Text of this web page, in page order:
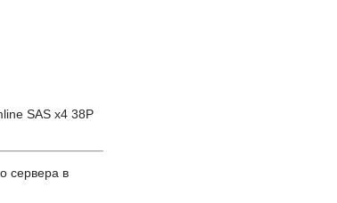
SAS x4 38P
сервера в